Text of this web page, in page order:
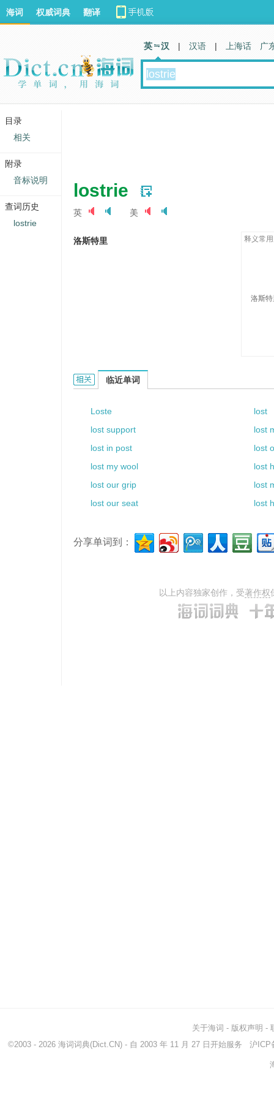
lostrie
英 美
洛斯特里 释义常
洛斯
Lostrie的相关资料：
临近单词
Loste
lost
lost support
lost
lost in post
lost
lost my wool
lost
lost our grip
lost
lost our seat
lost
分享单词到：
以上内容独家创作，受著作权
海词 权威词典 翻译
英 汉 | 汉语 | 上海话 广
关于海词 - 版权声明 -
©2003 - 2026 海词词典(Dict.CN) - 自 2003 年 11 月 27 日开始服务 沪ICP
目录
相关
附录
音标说明
查词历史
lostrie